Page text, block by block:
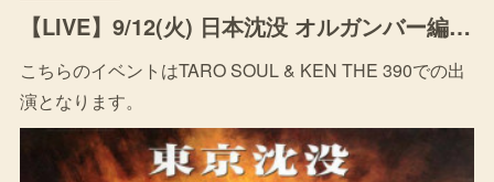
【LIVE】9/12(火) 日本沈没 オルガンバー編 @ Organ Bar (Night)(TARO SOUL & KEN THE 390)
こちらのイベントはTARO SOUL & KEN THE 390での出
演となります。